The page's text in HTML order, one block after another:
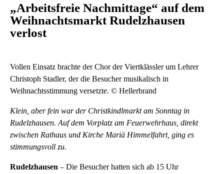
„Arbeitsfreie Nachmittage“ auf dem
Weihnachtsmarkt Rudelzhausen
verlost
Vollen Einsatz brachte der Chor der Viertklässler um Lehrer
Christoph Stadler, der die Besucher musikalisch in
Weihnachtsstimmung versetzte. © Hellerbrand
Klein, aber fein war der Christkindlmarkt am Sonntag in
Rudelzhausen. Auf dem Vorplatz am Feuerwehrhaus, direkt
zwischen Rathaus und Kirche Mariä Himmelfahrt, ging es
stimmungsvoll zu.
Rudelzhausen – Die Besucher hatten sich ab 15 Uhr